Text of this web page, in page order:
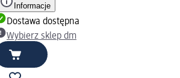
Informacje
Dostawa dostępna
Wybierz sklep dm